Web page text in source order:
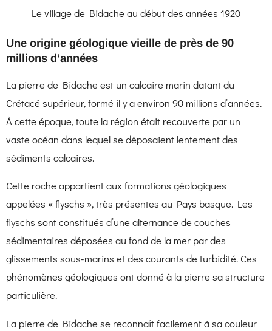
Le village de Bidache au début des années 1920
Une origine géologique vieille de près de 90
millions d’années
La pierre de Bidache est un calcaire marin datant du
Crétacé supérieur, formé il y a environ 90 millions d’années.
À cette époque, toute la région était recouverte par un
vaste océan dans lequel se déposaient lentement des
sédiments calcaires.
Cette roche appartient aux formations géologiques
appelées « flyschs », très présentes au Pays basque. Les
flyschs sont constitués d’une alternance de couches
sédimentaires déposées au fond de la mer par des
glissements sous-marins et des courants de turbidité. Ces
phénomènes géologiques ont donné à la pierre sa structure
particulière.
La pierre de Bidache se reconnaît facilement à sa couleur